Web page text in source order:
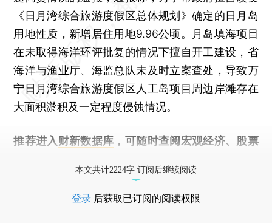
《日月湾综合旅游度假区总体规划》确定的日月岛
用地性质，新增居住用地9.96公顷。月岛填海项目
在未取得海洋环评批复的情况下擅自开工建设，省
海洋与渔业厅、海监总队未及时立案查处，导致万
宁日月湾综合旅游度假区人工岛项目周边岸滩存在
大面积淤积及一定程度侵蚀情况。
推荐进入 财新数据库 ，可随时查阅宏观经济、股票
本文共计2224字 订阅后继续阅读
登录 后获取已订阅的阅读权限